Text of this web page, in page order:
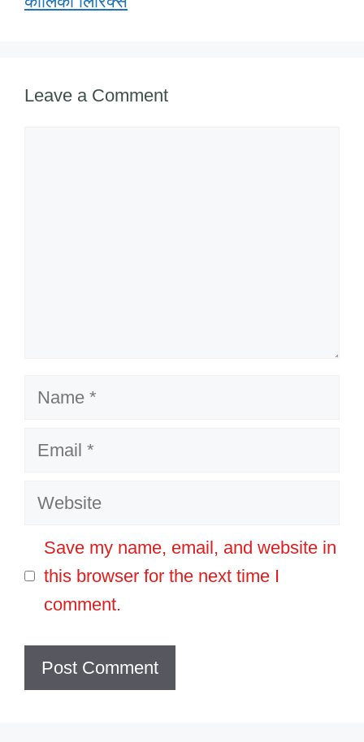
Leave a Comment
Name
Email
Website
Save my name, email, and website in
this browser for the next time I
comment.